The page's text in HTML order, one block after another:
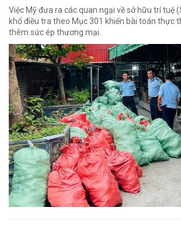
Việc Mỹ đưa ra các quan ngại về sở hữu trí tuệ
khổ điều tra theo Mục 301 khiến bài toán thực
thêm sức ép thương mại.